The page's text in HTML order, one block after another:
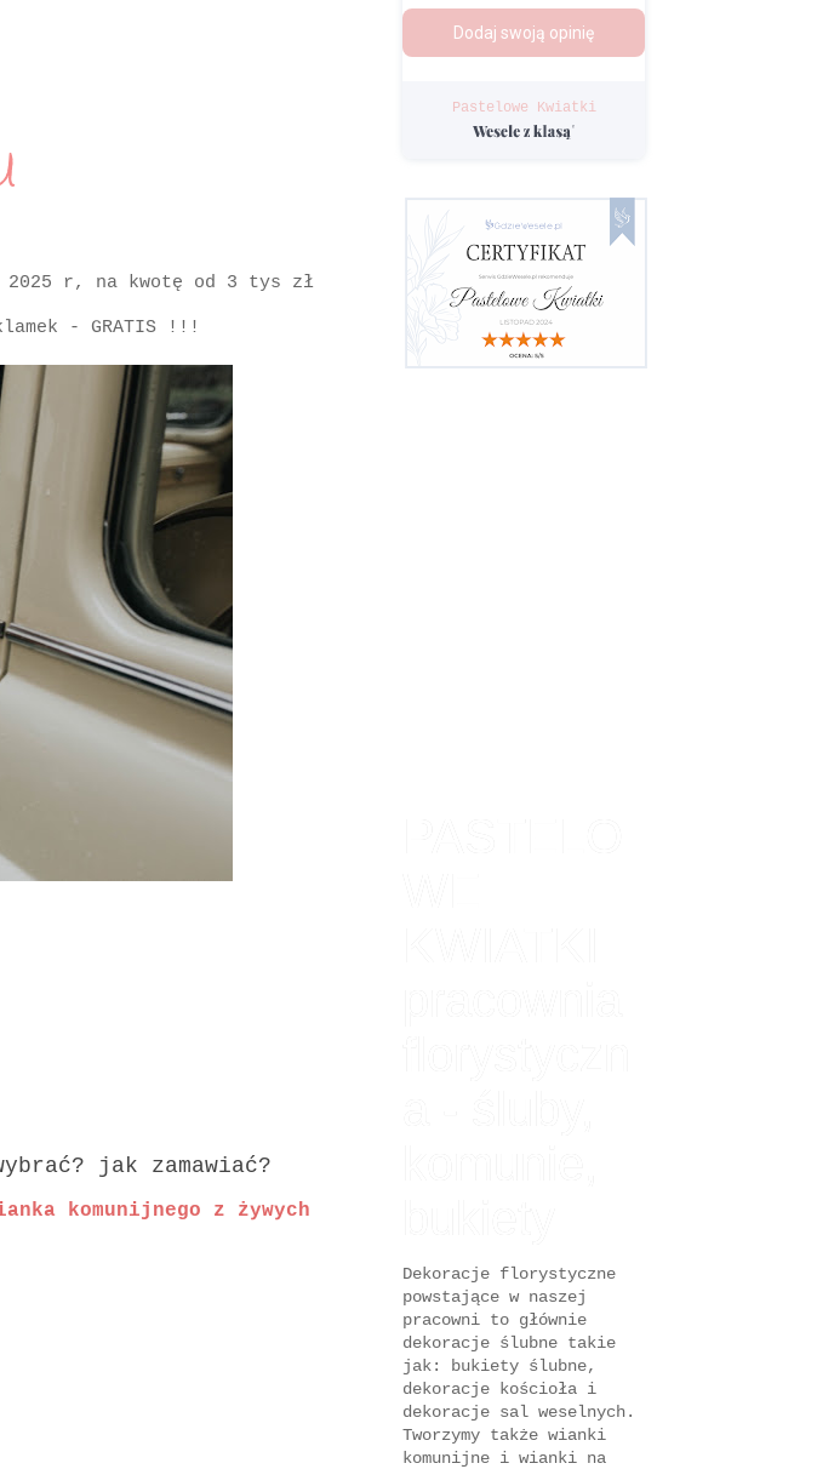
r, na kwotę od 3 tys zł
- GRATIS !!!
jak zamawiać?
komunijnego z żywych
Pastelowe Kwiatki
Dekoracje florystyczne
powstające w naszej
pracowni to głównie
dekoracje ślubne takie
jak: bukiety ślubne,
dekoracje kościoła i
dekoracje sal weselnych.
Tworzymy także wianki
komunijne i wianki na